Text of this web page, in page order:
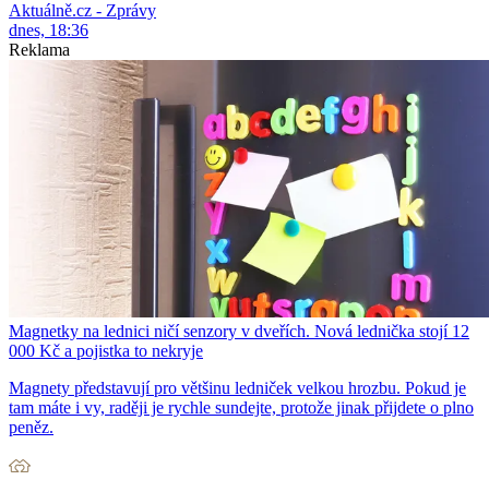
Aktuálně.cz - Zprávy
dnes, 18:36
Reklama
Magnetky na lednici ničí senzory v dveřích. Nová lednička stojí 12
000 Kč a pojistka to nekryje
Magnety představují pro většinu ledniček velkou hrozbu. Pokud je
tam máte i vy, raději je rychle sundejte, protože jinak přijdete o plno
peněz.